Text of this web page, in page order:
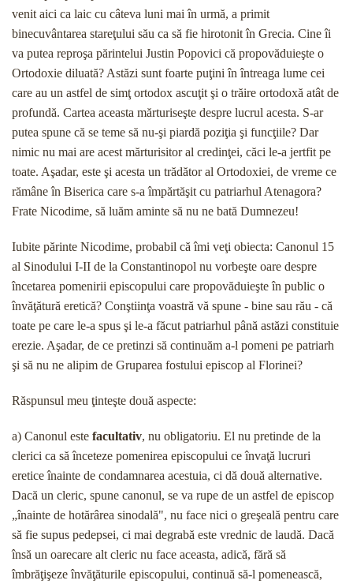
venit aici ca laic cu câteva luni mai în urmă, a primit
binecuvântarea stareţului său ca să fie hirotonit în Grecia. Cine îi
va putea reproşa părintelui Justin Popovici că propovăduieşte o
Ortodoxie diluată? Astăzi sunt foarte puţini în întreaga lume cei
care au un astfel de simţ ortodox ascuţit şi o trăire ortodoxă atât de
profundă. Cartea aceasta mărturiseşte despre lucrul acesta. S-ar
putea spune că se teme să nu-şi piardă poziţia şi funcţiile? Dar
nimic nu mai are acest mărturisitor al credinţei, căci le-a jertfit pe
toate. Aşadar, este şi acesta un trădător al Ortodoxiei, de vreme ce
rămâne în Biseri­ca care s-a împărtăşit cu patriarhul Atenagora?
Frate Nicodime, să luăm aminte să nu ne bată Dumnezeu!
Iubite părinte Nicodime, probabil că îmi veţi obiec­ta: Canonul 15
al Sinodului I-II de la Constantinopol nu vorbeşte oare despre
încetarea pomenirii episco­pului care propovăduieşte în public o
învăţătură ere­tică? Conştiinţa voastră vă spune - bine sau rău - că
toate pe care le-a spus şi le-a făcut patriarhul până astăzi constituie
erezie. Aşadar, de ce pretinzi să continuăm a-l pomeni pe patriarh
şi să nu ne alipim de Gruparea fostului episcop al Florinei?
Răspunsul meu ţinteşte două aspecte:
a) Canonul este facultativ, nu obligatoriu. El nu pretinde de la
clerici ca să înceteze pomenirea episcopului ce învaţă lucruri
eretice înainte de condam­narea acestuia, ci dă două alternative.
Dacă un cleric, spune canonul, se va rupe de un astfel de episcop
„înainte de hotărârea sinodală", nu face nici o greşea­lă pentru care
să fie supus pedepsei, ci mai degrabă este vrednic de laudă. Dacă
însă un oarecare alt cleric nu face aceasta, adică, fără să
îmbrăţişeze învăţătu­rile episcopului, continuă să-l pomenească,